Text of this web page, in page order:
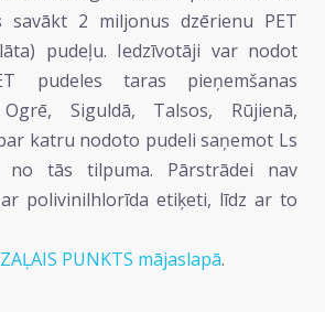
savākt 2 miljonus dzērienu PET
pudeļu. Iedzīvotāji var nodot
pudeles taras pieņemšanas
Siguldā, Talsos, Rūjienā,
katru nodoto pudeli saņemot Ls
no tās tilpuma. Pārstrādei nav
polivinilhlorīda etiķeti, līdz ar to
PUNKTS mājaslapā.